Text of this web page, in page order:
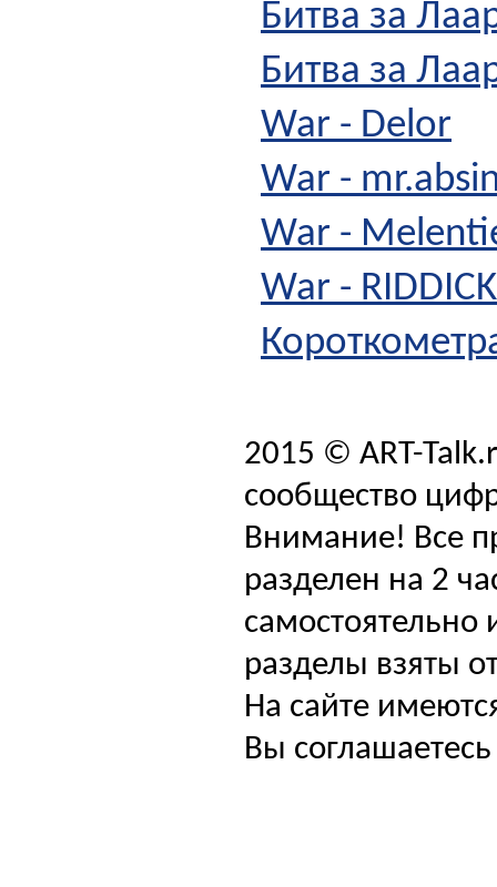
Битва за
Битва за
War - Delor
War -
War -
War -
2015 © ART-
сообщество
Внимание! Все
разделен на 2
самостоятельно
разделы взяты
На сайте
Вы